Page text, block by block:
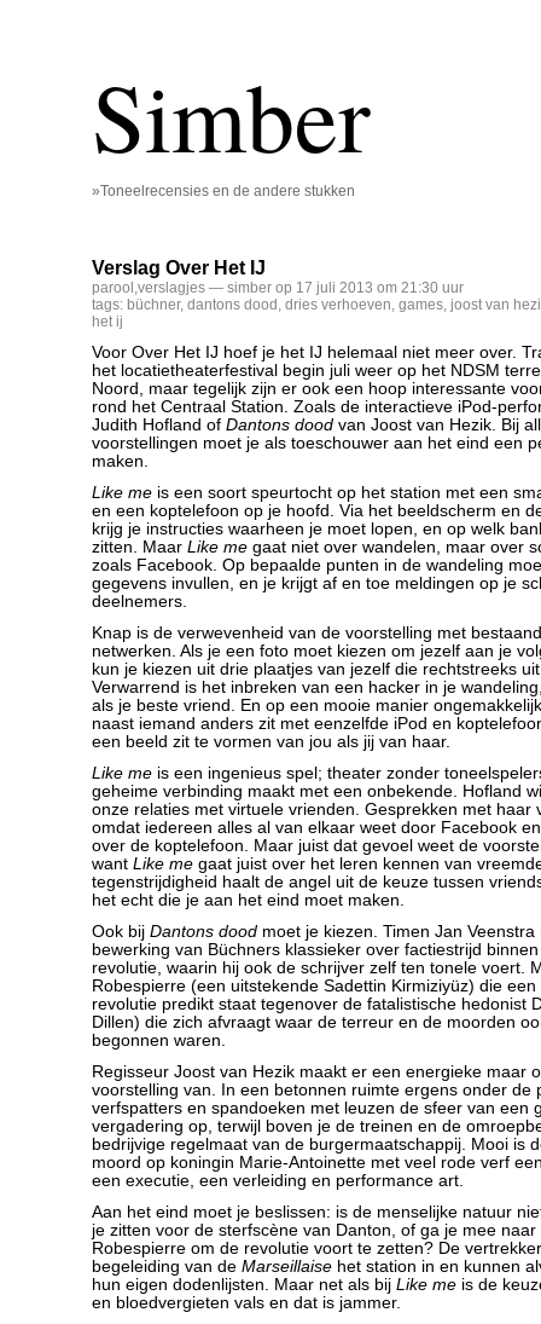
Simber
»Toneelrecensies en de andere stukken
Verslag Over Het IJ
parool ,verslagjes — simber op 17 juli 2013 om 21:30 uur
tags: büchner, dantons dood , dries verhoeven, games, joost van
het ij
Voor Over Het IJ hoef je het IJ helemaal niet meer over.
het locatietheaterfestival begin juli weer op het NDSM
Noord, maar tegelijk zijn er ook een hoop interessante
rond het Centraal Station. Zoals de interactieve iPod-
Judith Hofland of Dantons dood van Joost van Hezik. Bij
voorstellingen moet je als toeschouwer aan het eind een
maken.
Like me is een soort speurtocht op het station met een
en een koptelefoon op je hoofd. Via het beeldscherm en
krijg je instructies waarheen je moet lopen, en op welk
zitten. Maar Like me gaat niet over wandelen, maar over
zoals Facebook. Op bepaalde punten in de wandeling
gegevens invullen, en je krijgt af en toe meldingen op je
deelnemers.
Knap is de verwevenheid van de voorstelling met
netwerken. Als je een foto moet kiezen om jezelf aan je
kun je kiezen uit drie plaatjes van jezelf die rechtstreeks
Verwarrend is het inbreken van een hacker in je
als je beste vriend. En op een mooie manier
naast iemand anders zit met eenzelfde iPod en
een beeld zit te vormen van jou als jij van haar.
Like me is een ingenieus spel; theater zonder
geheime verbinding maakt met een onbekende. Hofland
onze relaties met virtuele vrienden. Gesprekken met haar
omdat iedereen alles al van elkaar weet door Facebook
over de koptelefoon. Maar juist dat gevoel weet de
want Like me gaat juist over het leren kennen van
tegenstrijdigheid haalt de angel uit de keuze tussen
het echt die je aan het eind moet maken.
Ook bij Dantons dood moet je kiezen. Timen Jan
bewerking van Büchners klassieker over factiestrijd
revolutie, waarin hij ook de schrijver zelf ten tonele voert.
Robespierre (een uitstekende Sadettin Kirmiziyüz) die
revolutie predikt staat tegenover de fatalistische hedonist
Dillen) die zich afvraagt waar de terreur en de moorden
begonnen waren.
Regisseur Joost van Hezik maakt er een energieke maar
voorstelling van. In een betonnen ruimte ergens onder de
verfspatters en spandoeken met leuzen de sfeer van een
vergadering op, terwijl boven je de treinen en de
bedrijvige regelmaat van de burgermaatschappij. Mooi is
moord op koningin Marie-Antoinette met veel rode verf
een executie, een verleiding en performance art.
Aan het eind moet je beslissen: is de menselijke natuur
je zitten voor de sterfscène van Danton, of ga je mee
Robespierre om de revolutie voort te zetten? De
begeleiding van de Marseillaise het station in en kunnen
hun eigen dodenlijsten. Maar net als bij Like me is de
en bloedvergieten vals en dat is jammer.